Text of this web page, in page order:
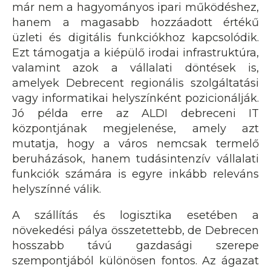
már nem a hagyományos ipari működéshez,
hanem a magasabb hozzáadott értékű
üzleti és digitális funkciókhoz kapcsolódik.
Ezt támogatja a kiépülő irodai infrastruktúra,
valamint azok a vállalati döntések is,
amelyek Debrecent regionális szolgáltatási
vagy informatikai helyszínként pozicionálják.
Jó példa erre az ALDI debreceni IT
központjának megjelenése, amely azt
mutatja, hogy a város nemcsak termelő
beruházások, hanem tudásintenzív vállalati
funkciók számára is egyre inkább releváns
helyszínné válik.
A szállítás és logisztika esetében a
növekedési pálya összetettebb, de Debrecen
hosszabb távú gazdasági szerepe
szempontjából különösen fontos. Az ágazat